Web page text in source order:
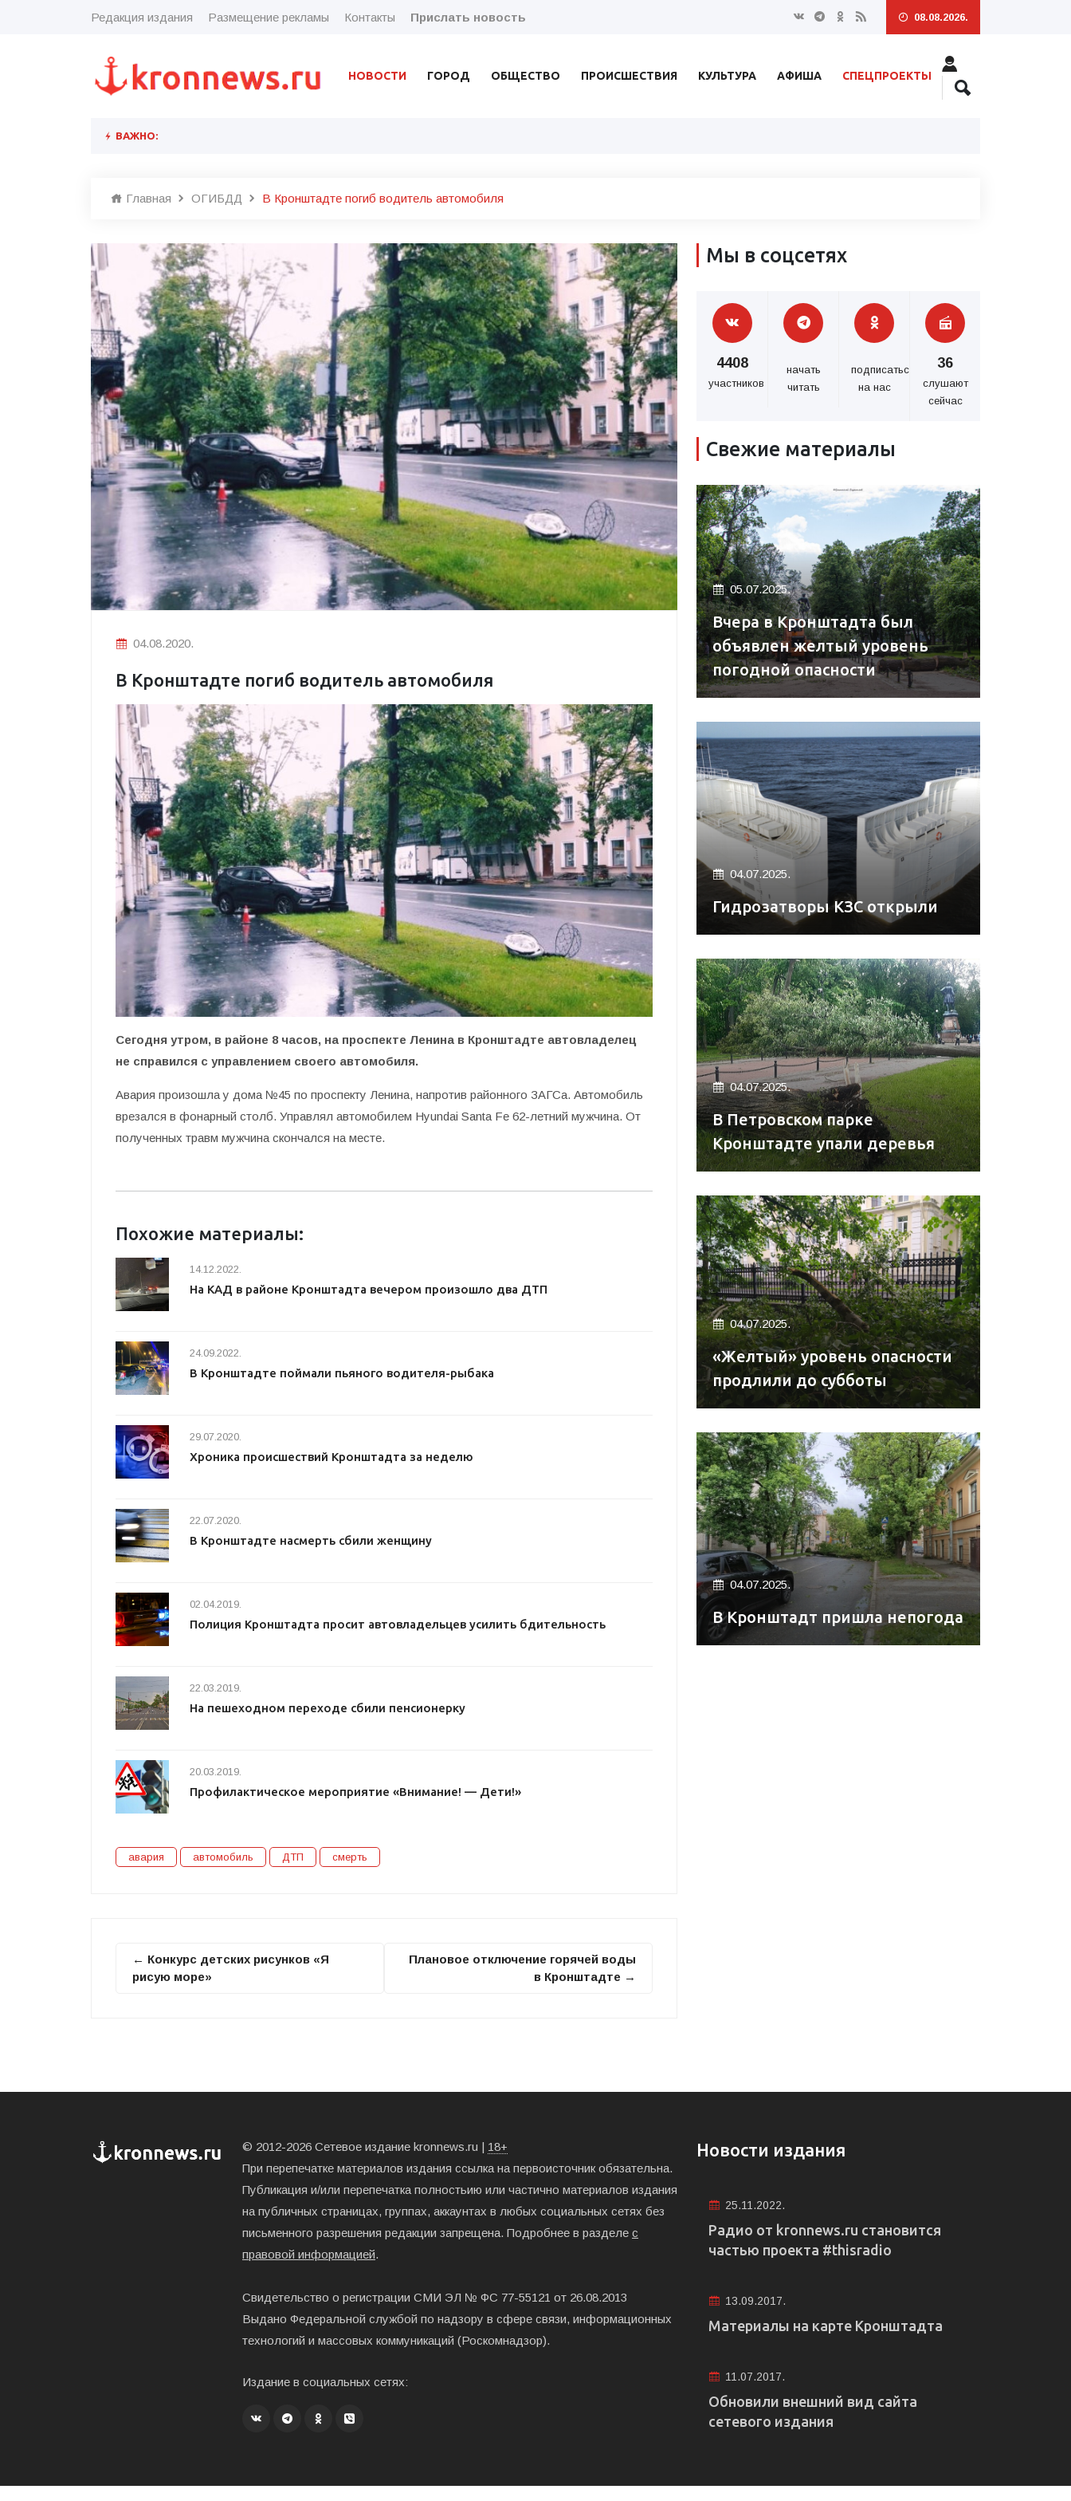
Редакция издания Размещение рекламы Контакты Прислать новость 08.08.2026.
НОВОСТИ ГОРОД ОБЩЕСТВО ПРОИСШЕСТВИЯ КУЛЬТУРА АФИША СПЕЦПРОЕКТЫ
ВАЖНО:
Главная ОГИБДД В Кронштадте погиб водитель автомобиля
04.08.2020.
В Кронштадте погиб водитель автомобиля
Сегодня утром, в районе 8 часов, на проспекте Ленина в Кронштадте автовладелец
не справился с управлением своего автомобиля.
Авария произошла у дома №45 по проспекту Ленина, напротив районного ЗАГСа. Автомобиль
врезался в фонарный столб. Управлял автомобилем Hyundai Santa Fe 62-летний мужчина. От
полученных травм мужчина скончался на месте.
Похожие материалы:
14.12.2022.
На КАД в районе Кронштадта вечером произошло два ДТП
24.09.2022.
В Кронштадте поймали пьяного водителя-рыбака
29.07.2020.
Хроника происшествий Кронштадта за неделю
22.07.2020.
В Кронштадте насмерть сбили женщину
02.04.2019.
Полиция Кронштадта просит автовладельцев усилить бдительность
22.03.2019.
На пешеходном переходе сбили пенсионерку
20.03.2019.
Профилактическое мероприятие «Внимание! — Дети!»
авария автомобиль ДТП смерть
← Конкурс детских рисунков «Я
рисую море»
Плановое отключение горячей воды
в Кронштадте →
Мы в соцсетях
4408
участников
начать
читать
подписаться
на нас
36
слушают
сейчас
Свежие материалы
05.07.2025.
Вчера в Кронштадта был
объявлен желтый уровень
погодной опасности
04.07.2025.
Гидрозатворы КЗС открыли
04.07.2025.
В Петровском парке
Кронштадте упали деревья
04.07.2025.
«Желтый» уровень опасности
продлили до субботы
04.07.2025.
В Кронштадт пришла непогода
© 2012-2026 Сетевое издание kronnews.ru | 18+
При перепечатке материалов издания ссылка на первоисточник обязательна.
Публикация и/или перепечатка полностьию или частично материалов издания
на публичных страницах, группах, аккаунтах в любых социальных сетях без
письменного разрешения редакции запрещена. Подробнее в разделе с
правовой информацией.
Свидетельство о регистрации СМИ ЭЛ № ФС 77-55121 от 26.08.2013
Выдано Федеральной службой по надзору в сфере связи, информационных
технологий и массовых коммуникаций (Роскомнадзор).
Издание в социальных сетях:
Новости издания
25.11.2022.
Радио от kronnews.ru становится
частью проекта #thisradio
13.09.2017.
Материалы на карте Кронштадта
11.07.2017.
Обновили внешний вид сайта
сетевого издания